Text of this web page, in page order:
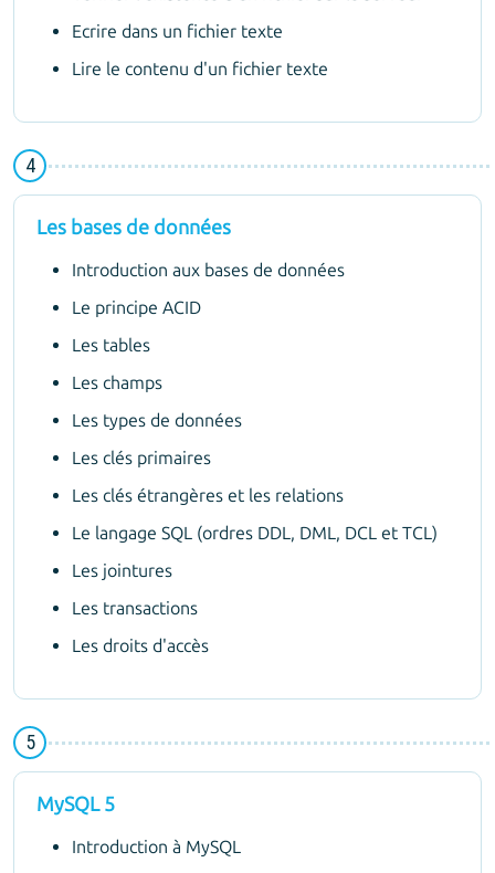
Ecrire dans un fichier texte
Lire le contenu d'un fichier texte
Les bases de données
Introduction aux bases de données
Le principe ACID
Les tables
Les champs
Les types de données
Les clés primaires
Les clés étrangères et les relations
Le langage SQL (ordres DDL, DML, DCL et TCL)
Les jointures
Les transactions
Les droits d'accès
MySQL 5
Introduction à MySQL